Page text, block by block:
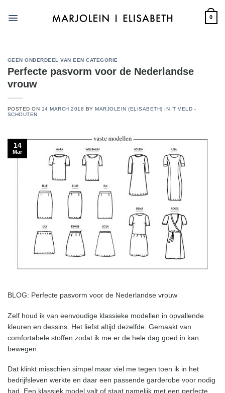
0
GEEN ONDERDEEL VAN EEN CATEGORIE
Perfecte pasvorm voor de Nederlandse
vrouw
POSTED ON 14 MARCH 2018 BY MARJOLEIN (ELISABETH) IN 'T VELD -
SCHOUTEN
14
Mar
BLOG: Perfecte pasvorm voor de Nederlandse vrouw
Zelf houd ik van eenvoudige klassieke modellen in opvallende
kleuren en dessins. Het liefst altijd dezelfde. Gemaakt van
comfortabele stoffen zodat ik me er de hele dag goed in kan
bewegen.
Dat klinkt misschien simpel maar viel me tegen toen ik in het
bedrijfsleven werkte en daar een passende garderobe voor nodig
had. Een klassiek model valt of staat namelijk met een perfecte